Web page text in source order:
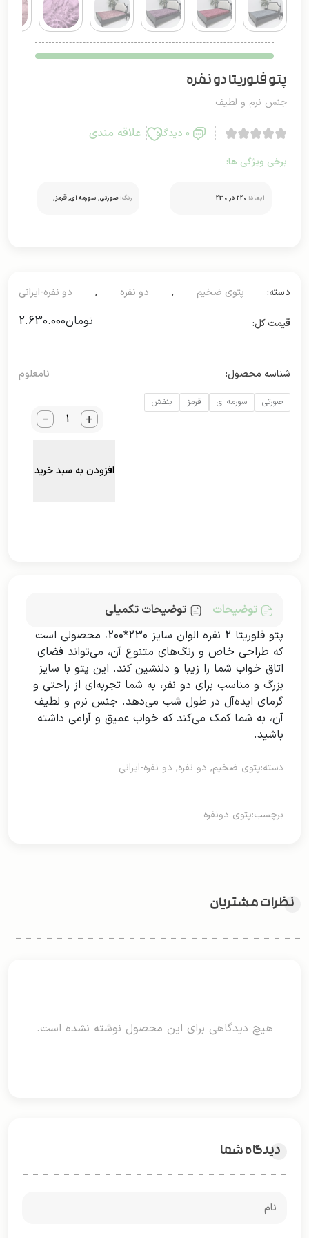
پتو فلوریتا دو نفره
جنس نرم و لطیف
0 دیدگاه علاقه مندی
برخی ویژگی ها:
ابعاد: 220 در 230 رنگ: صورتی, سورمه ای, قرمز,
تومان2.630.000
شناسه محصول: نامعلوم
دسته: پتوی ضخیم , دو نفره , دو نفره-ایرانی
صورتی سورمه ای قرمز بنفش
_ +
افزودن به سبد خرید
توضیحات
توضیحات تکمیلی
پتو فلوریتا 2 نفره الوان سایز 230*200، محصولی است
که طراحی خاص و رنگ‌های متنوع آن، می‌تواند فضای
اتاق خواب شما را زیبا و دلنشین کند. این پتو با سایز
بزرگ و مناسب برای دو نفر، به شما تجربه‌ای از راحتی و
گرمای ایده‌آل در طول شب می‌دهد. جنس نرم و لطیف
آن، به شما کمک می‌کند که خواب عمیق و آرامی داشته
باشید.
دسته:پتوی ضخیم, دو نفره, دو نفره-ایرانی
برچسب:پتوی دونفره
نظرات مشتریان
هیچ دیدگاهی برای این محصول نوشته نشده است.
دیدگاه شما